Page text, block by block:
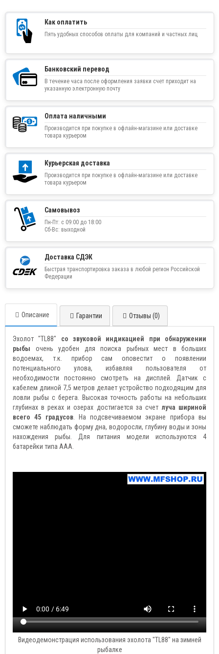
Как оплатить
Пять удобных способов оплаты для компаний и частных лиц
Банковский перевод
В течение часа после оформления заявки счет приходит на
указанную электронную почту
Оплата наличными
Производится при покупке в офлайн-магазине или доставке
товара курьером
Курьерская доставка
Производится при покупке в офлайн-магазине или доставке
товара курьером
Самовывоз
Пн-Пт: с 09:00 до 18:00
Сб-Вс: выходной
Доставка СДЭК
Быстрая транспортировка заказа в любой регион Российской
Федерации
Описание Гарантии Отзывы (0)
Эхолот "TL88" со звуковой индикацией при обнаружении
рыбы очень удобен для поиска рыбных мест в больших
водоемах, т.к. прибор сам оповестит о появлении
потенциального улова, избавляя пользователя от
необходимости постоянно смотреть на дисплей. Датчик с
кабелем длиной 7,5 метров делает устройство подходящим для
ловли рыбы с берега. Высокая точность работы на небольших
глубинах в реках и озерах достигается за счет луча шириной
всего 45 градусов. На подсвечиваемом экране прибора вы
сможете наблюдать форму дна, водоросли, глубину воды и зоны
нахождения рыбы. Для питания модели используются 4
батарейки типа ААА.
Видеодемонстрация использования эхолота "TL88" на зимней
рыбалке